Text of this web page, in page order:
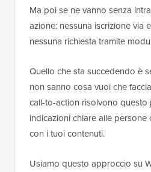
Ma poi se ne vanno senza
azione: nessuna iscrizione via
nessuna richiesta tramite
Quello che sta succedendo è
non sanno cosa vuoi che
call-to-action risolvono
indicazioni chiare alle
con i tuoi contenuti.
Usiamo questo approccio su